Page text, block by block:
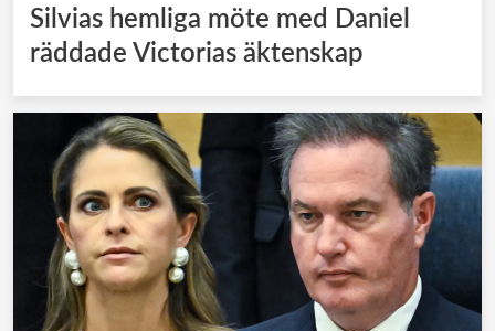
Silvias hemliga möte med Daniel
räddade Victorias äktenskap